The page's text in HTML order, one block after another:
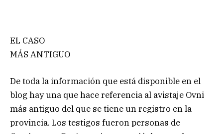
EL CASO
MÁS ANTIGUO
De toda la información que está disponible en el
blog hay una que hace referencia al avistaje Ovni
más antiguo del que se tiene un registro en la
provincia. Los testigos fueron personas de